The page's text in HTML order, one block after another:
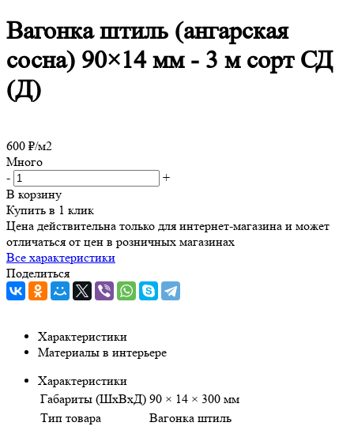
Вагонка штиль (ангарская
сосна) 90×14 мм - 3 м сорт СД
(Д)
600 ₽/м2
Много
-
+
В корзину
Купить в 1 клик
Цена действительна только для интернет-магазина и может
отличаться от цен в розничных магазинах
Все характеристики
Поделиться
Характеристики
Материалы в интерьере
Характеристики
Габариты (ШхВхД) 90 × 14 × 300 мм
Тип товара
Вагонка штиль